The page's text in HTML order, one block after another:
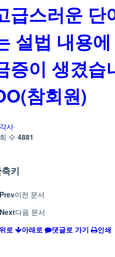
급스러운 단
설법 내용
증이 생겼습
참회원)
사
수 4881
키
Prev이전 문서
Next다음 문서
로
아래로 댓글로 가기 인쇄